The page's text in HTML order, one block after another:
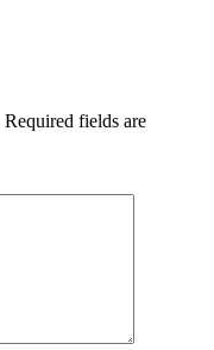
Required fields are